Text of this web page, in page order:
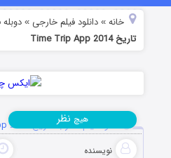
خانه »دانلود فیلم خارجی »
تاریخ Time Trip App 2014
دانلود فیلم سفر به تاریخ Time Trip App 2014
نویسنده
هیچ نظر